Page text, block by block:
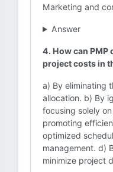
Marketing and
Answer
4. How can
project costs in
a) By eliminating
allocation. b) By
focusing solely
promoting
optimized
management. d)
minimize project